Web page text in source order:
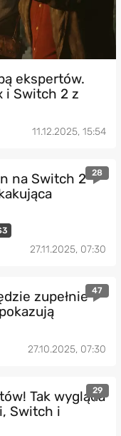
ekspertów.
i Switch 2 z
11.12.2025, 15:54
28
na Switch 2
27.11.2025, 07:30
47
zupełnie
27.10.2025, 07:30
29
Tak wygląda
Switch i